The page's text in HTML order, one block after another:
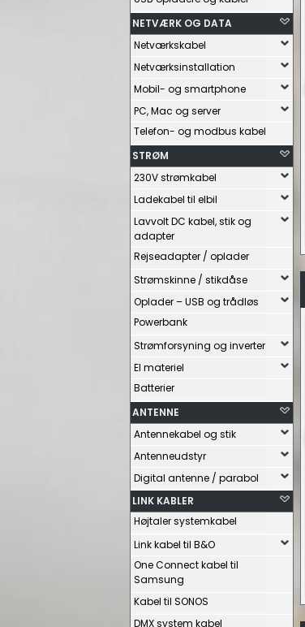
NETVÆRK OG DATA
Netværkskabel
Netværksinstallation
Mobil- og smartphone
PC, Mac og server
Telefon- og modbus kabel
STRØM
230V strømkabel
Ladekabel til elbil
Lavvolt DC kabel, stik og
adapter
Rejseadapter / oplader
Strømskinne / stikdåse
Oplader – USB og trådløs
Powerbank
Strømforsyning og inverter
El materiel
Batterier
ANTENNE
Antennekabel og stik
Antenneudstyr
Digital antenne / parabol
LINK KABLER
Højtaler systemkabel
Link kabel til B&O
One Connect kabel til
Samsung
Kabel til SONOS
DMX system kabel